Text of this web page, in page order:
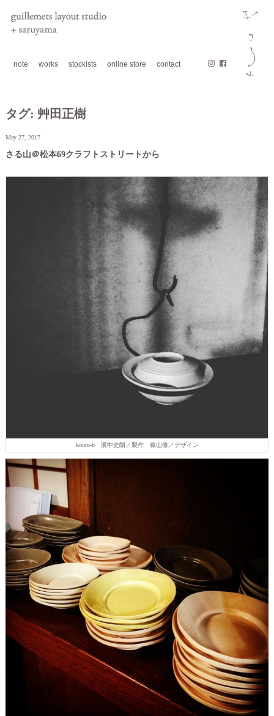
note works stockists online store contact
タグ: 艸田正樹
May 27, 2017
さる山＠松本69クラフトストリートから
kouro-b 濱中史朗／製作 猿山修／デザイン